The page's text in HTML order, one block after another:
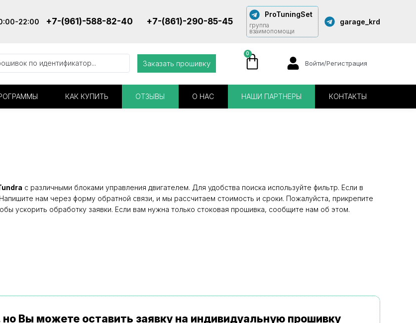
22:00 +7-(961)-588-82-40 +7-(861)-290-85-45
ProTuningSet
группа
взаимопомощи
garage_krd
Заказать прошивку
0
Войти/Регистрация
КАК КУПИТЬ ОТЗЫВЫ О НАС НАШИ ПАРТНЕРЫ КОНТАКТЫ
с различными блоками управления двигателем. Для удобства поиска используйте фильтр. Если в
нам через форму обратной связи, и мы рассчитаем стоимость и сроки. Пожалуйста, прикрепите
ускорить обработку заявки. Если вам нужна только стоковая прошивка, сообщите нам об этом.
но Вы можете оставить заявку на индивидуальную прошивку